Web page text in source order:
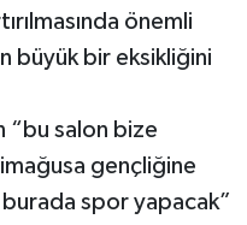
önemli
büyük bir eksikliğini
“bu salon bize
gençliğine
burada spor yapacak”